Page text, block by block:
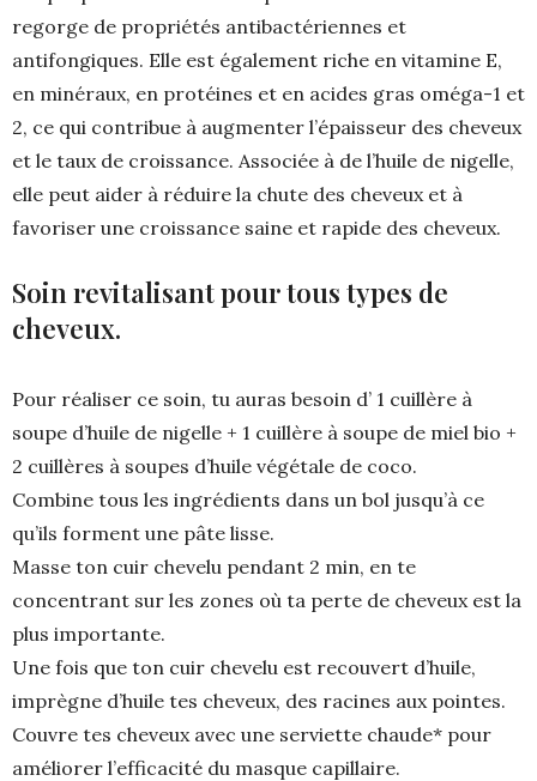
regorge de propriétés antibactériennes et
antifongiques. Elle est également riche en vitamine E,
en minéraux, en protéines et en acides gras oméga-1 et
2, ce qui contribue à augmenter l’épaisseur des cheveux
et le taux de croissance. Associée à de l’huile de nigelle,
elle peut aider à réduire la chute des cheveux et à
favoriser une croissance saine et rapide des cheveux.
Soin revitalisant pour tous types de
cheveux.
Pour réaliser ce soin, tu auras besoin d’ 1 cuillère à
soupe d’huile de nigelle + 1 cuillère à soupe de miel bio +
2 cuillères à soupes d’huile végétale de coco.
Combine tous les ingrédients dans un bol jusqu’à ce
qu’ils forment une pâte lisse.
Masse ton cuir chevelu pendant 2 min, en te
concentrant sur les zones où ta perte de cheveux est la
plus importante.
Une fois que ton cuir chevelu est recouvert d’huile,
imprègne d’huile tes cheveux, des racines aux pointes.
Couvre tes cheveux avec une serviette chaude* pour
améliorer l’efficacité du masque capillaire.